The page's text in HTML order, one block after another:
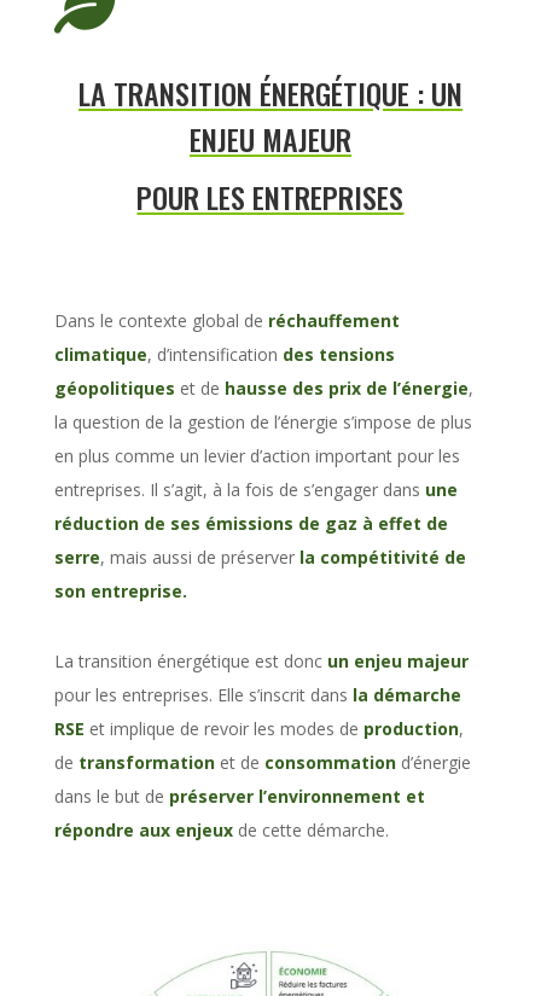
LA TRANSITION ÉNERGÉTIQUE : UN
ENJEU MAJEUR
POUR LES ENTREPRISES
Dans le contexte global de réchauffement
climatique, d’intensification des tensions
géopolitiques et de hausse des prix de l’énergie,
la question de la gestion de l’énergie s’impose de plus
en plus comme un levier d’action important pour les
entreprises. Il s’agit, à la fois de s’engager dans une
réduction de ses émissions de gaz à effet de
serre, mais aussi de préserverla compétitivité de
son entreprise.
La transition énergétique est donc un enjeu majeur
pour les entreprises. Elle s’inscrit dans la démarche
RSE et implique de revoir les modes de production,
de transformation et de consommation d’énergie
dans le but de préserver l’environnement et
répondre aux enjeuxde cette démarche.